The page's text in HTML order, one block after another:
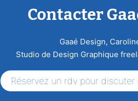
Contacter
Gaaé Design,
Studio de Design Graphique
Réservez un rdv pour